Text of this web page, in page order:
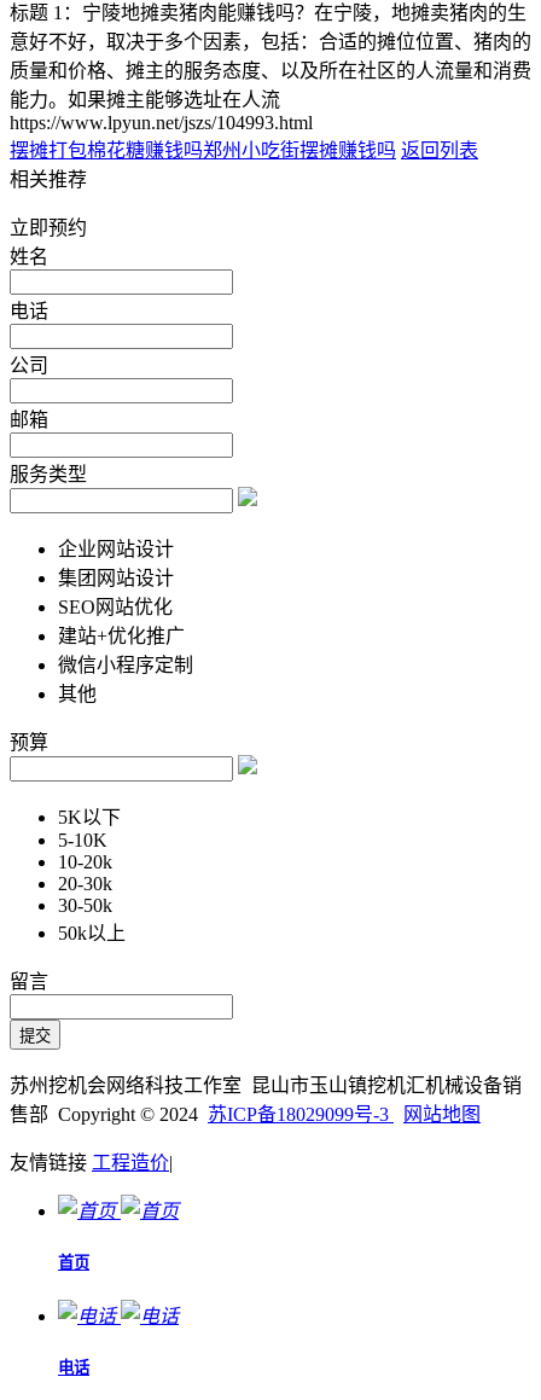
标题 1：宁陵地摊卖猪肉能赚钱吗？在宁陵，地摊卖猪肉的生
意好不好，取决于多个因素，包括：合适的摊位位置、猪肉的
质量和价格、摊主的服务态度、以及所在社区的人流量和消费
能力。如果摊主能够选址在人流
https://www.lpyun.net/jszs/104993.html
摆摊打包棉花糖赚钱吗郑州小吃街摆摊赚钱吗 返回列表
相关推荐
立即预约
姓名
电话
公司
邮箱
服务类型
企业网站设计
集团网站设计
SEO网站优化
建站+优化推广
微信小程序定制
其他
预算
5K以下
5-10K
10-20k
20-30k
30-50k
50k以上
留言
苏州挖机会网络科技工作室 昆山市玉山镇挖机汇机械设备销
售部 Copyright © 2024 苏ICP备18029099号-3 网站地图
友情链接 工程造价|
首页
电话